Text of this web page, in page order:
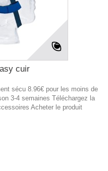
cuir
sécu 8.96€ pour les moins de
3-4 semaines Téléchargez la
Acheter le produit